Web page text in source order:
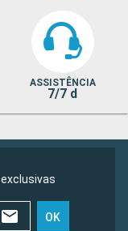
ASSISTÊNCIA
7/7 d
OK